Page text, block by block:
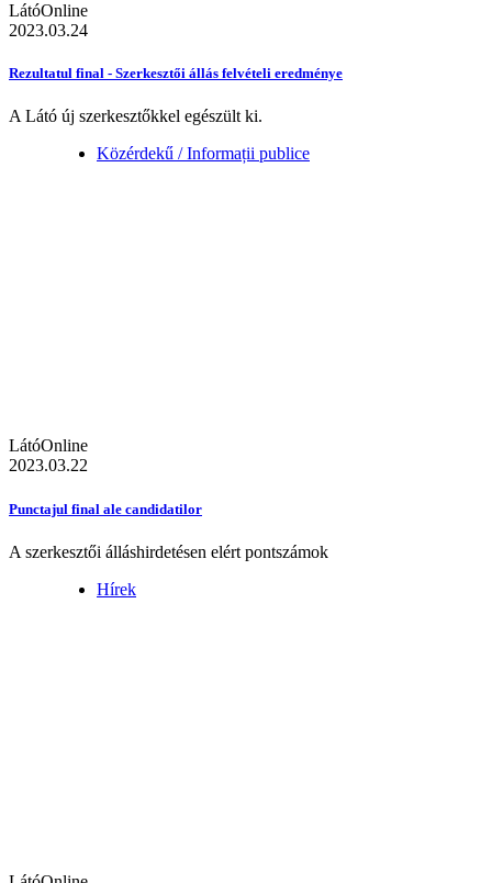
LátóOnline
2023.03.24
Rezultatul final - Szerkesztői állás felvételi eredménye
A Látó új szerkesztőkkel egészült ki.
Közérdekű / Informații publice
LátóOnline
2023.03.22
Punctajul final ale candidatilor
A szerkesztői álláshirdetésen elért pontszámok
Hírek